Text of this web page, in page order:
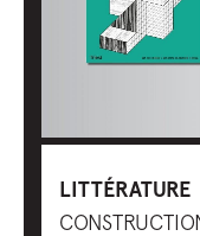
LITTÉRATURE